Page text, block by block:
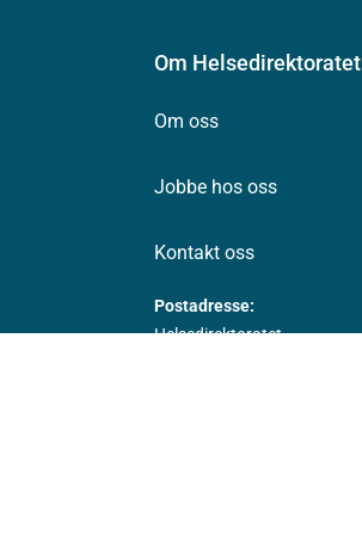
Om Helsedirektoratet
Om oss
Jobbe hos oss
Kontakt oss
Postadresse:
Helsedirektoratet